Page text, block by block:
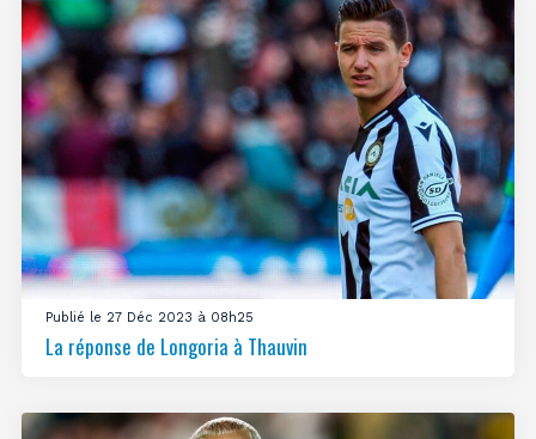
Publié le 27 Déc 2023 à 08h25
La réponse de Longoria à Thauvin